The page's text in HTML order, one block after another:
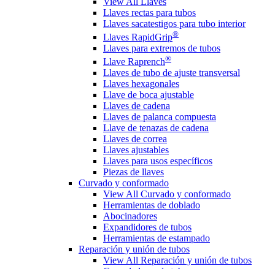
Llaves rectas para tubos
Llaves sacatestigos para tubo interior
Llaves RapidGrip®
Llaves para extremos de tubos
Llave Raprench®
Llaves de tubo de ajuste transversal
Llaves hexagonales
Llave de boca ajustable
Llaves de cadena
Llaves de palanca compuesta
Llave de tenazas de cadena
Llaves de correa
Llaves ajustables
Llaves para usos específicos
Piezas de llaves
Curvado y conformado
View All Curvado y conformado
Herramientas de doblado
Abocinadores
Expandidores de tubos
Herramientas de estampado
Reparación y unión de tubos
View All Reparación y unión de tubos